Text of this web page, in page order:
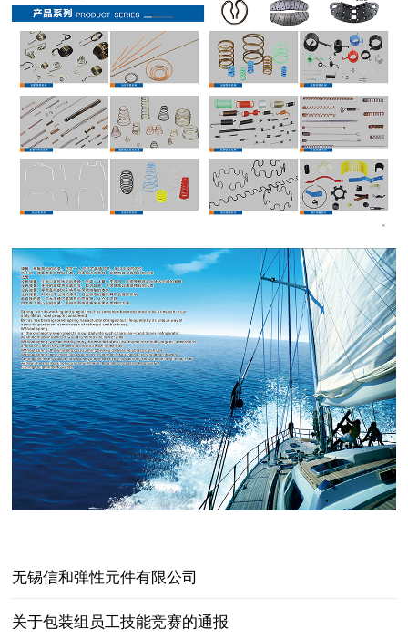
无锡信和弹性元件有限公司
关于包装组员工技能竞赛的通报